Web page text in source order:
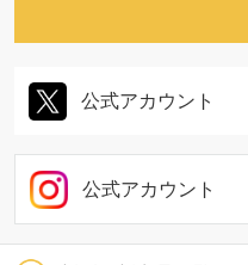
公式アカウント
公式アカウント